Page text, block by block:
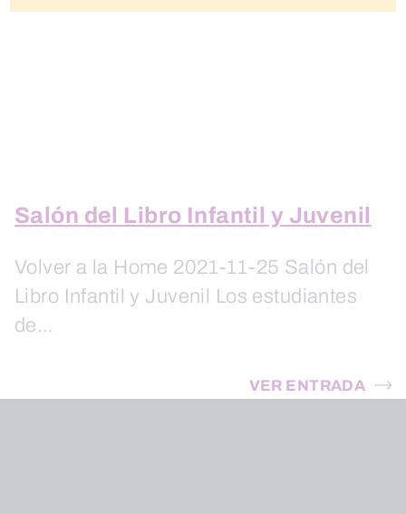
Salón del Libro Infantil y Juvenil
Volver a la Home 2021-11-25 Salón del
Libro Infantil y Juvenil Los estudiantes
de…
VER ENTRADA